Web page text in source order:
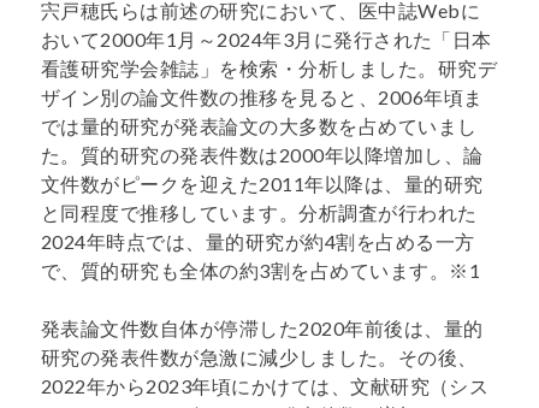
宍戸穂氏らは前述の研究において、医中誌Webに
おいて2000年1月～2024年3月に発行された「日本
看護研究学会雑誌」を検索・分析しました。研究デ
ザイン別の論文件数の推移を見ると、2006年頃ま
では量的研究が発表論文の大多数を占めていまし
た。質的研究の発表件数は2000年以降増加し、論
文件数がピークを迎えた2011年以降は、量的研究
と同程度で推移しています。分析調査が行われた
2024年時点では、量的研究が約4割を占める一方
で、質的研究も全体の約3割を占めています。※1
発表論文件数自体が停滞した2020年前後は、量的
研究の発表件数が急激に減少しました。その後、
2022年から2023年頃にかけては、文献研究（シス